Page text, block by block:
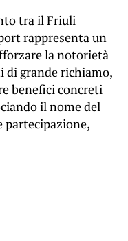
tra il Friuli
rappresenta un
la notorietà
di grande richiamo,
benefici concreti
il nome del